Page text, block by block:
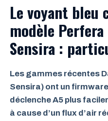
Le voyant
modèle
Sensira :
Les gammes récentes
Sensira) ont un
déclenche A5 plus
à cause d’un flux d’air